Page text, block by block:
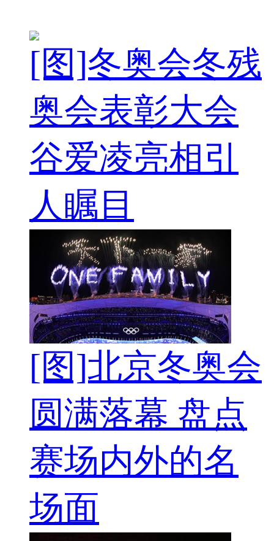
[图]冬奥会冬残
奥会表彰大会
谷爱凌亮相引
人瞩目
[图]北京冬奥会
圆满落幕 盘点
赛场内外的名
场面